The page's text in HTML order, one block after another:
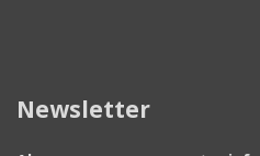
Newsletter